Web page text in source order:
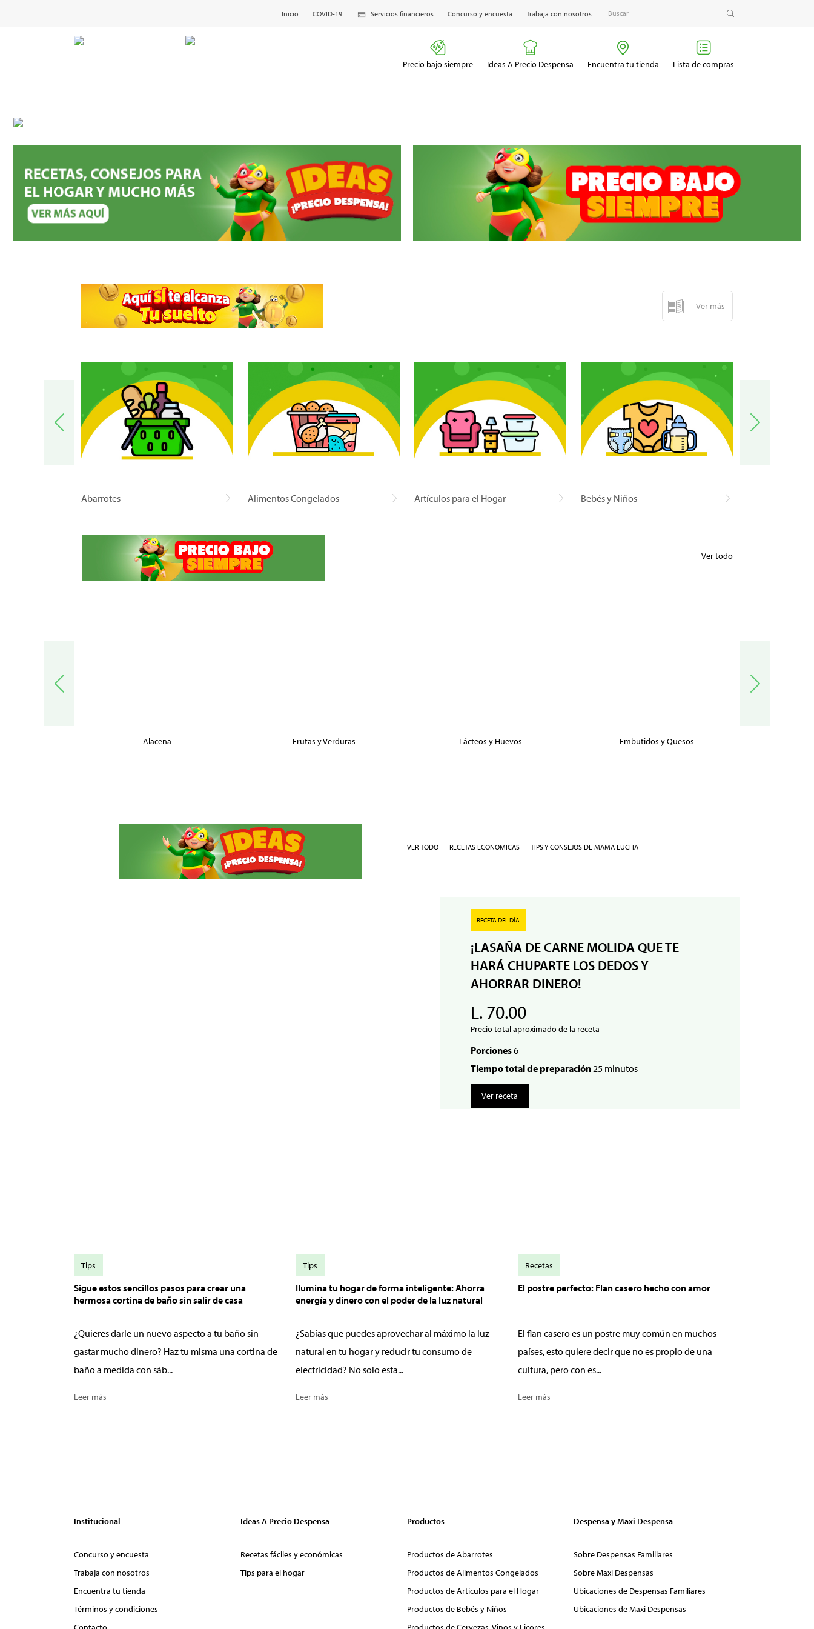
Inicio COVID-19 Servicios financieros Concurso y encuesta Trabaja con nosotros
Precio bajo siempre Ideas A Precio Despensa Encuentra tu tienda Lista de compras
Ver más
Abarrotes Alimentos Congelados Artículos para el Hogar Bebés y Niños
Ver todo
Alacena Frutas y Verduras Lácteos y Huevos Embutidos y Quesos
VER TODO RECETAS ECONÓMICAS TIPS Y CONSEJOS DE MAMÁ LUCHA
RECETA DEL DÍA
¡LASAÑA DE CARNE MOLIDA QUE TE
HARÁ CHUPARTE LOS DEDOS Y
AHORRAR DINERO!
L. 70.00
Precio total aproximado de la receta
Porciones6
Tiempo total de preparación 25 minutos
Ver receta
Sigue estos sencillos pasos para crear una
hermosa cortina de baño sin salir de casa
¿Quieres darle un nuevo aspecto a tu baño sin
gastar mucho dinero? Haz tu misma una cortina de
baño a medida con sáb...
Leer más
Tips
Ilumina tu hogar de forma inteligente: Ahorra
energía y dinero con el poder de la luz natural
¿Sabías que puedes aprovechar al máximo la luz
natural en tu hogar y reducir tu consumo de
electricidad? No solo esta...
Leer más
Tips
El postre perfecto: Flan casero hecho con amor
El flan casero es un postre muy común en muchos
países, esto quiere decir que no es propio de una
cultura, pero con es...
Leer más
Recetas
Institucional
Concurso y encuesta
Trabaja con nosotros
Encuentra tu tienda
Términos y condiciones
Ideas A Precio Despensa
Recetas fáciles y económicas
Tips para el hogar
Productos
Productos de Abarrotes
Productos de Alimentos Congelados
Productos de Artículos para el Hogar
Productos de Bebés y Niños
Despensa y Maxi Despensa
Sobre Despensas Familiares
Sobre Maxi Despensas
Ubicaciones de Despensas Familiares
Ubicaciones de Maxi Despensas